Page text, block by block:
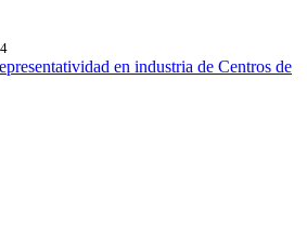
en industria de Centros de